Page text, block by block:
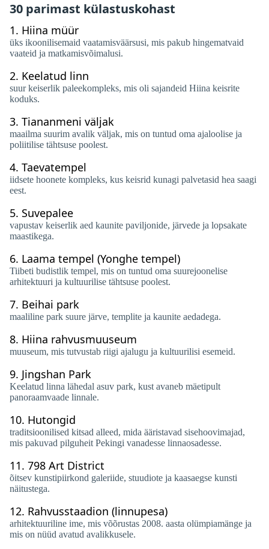
30 parimast külastuskohast
1. Hiina müür
üks ikoonilisemaid vaatamisväärsusi, mis pakub hingematvaid
vaateid ja matkamisvõimalusi.
2. Keelatud linn
suur keiserlik paleekompleks, mis oli sajandeid Hiina keisrite
koduks.
3. Tiananmeni väljak
maailma suurim avalik väljak, mis on tuntud oma ajaloolise ja
poliitilise tähtsuse poolest.
4. Taevatempel
iidsete hoonete kompleks, kus keisrid kunagi palvetasid hea saagi
eest.
5. Suvepalee
vapustav keiserlik aed kaunite paviljonide, järvede ja lopsakate
maastikega.
6. Laama tempel (Yonghe tempel)
Tiibeti budistlik tempel, mis on tuntud oma suurejoonelise
arhitektuuri ja kultuurilise tähtsuse poolest.
7. Beihai park
maaliline park suure järve, templite ja kaunite aedadega.
8. Hiina rahvusmuuseum
muuseum, mis tutvustab riigi ajalugu ja kultuurilisi esemeid.
9. Jingshan Park
Keelatud linna lähedal asuv park, kust avaneb mäetipult
panoraamvaade linnale.
10. Hutongid
traditsioonilised kitsad alleed, mida ääristavad sisehoovimajad,
mis pakuvad pilguheit Pekingi vanadesse linnaosadesse.
11. 798 Art District
õitsev kunstipiirkond galeriide, stuudiote ja kaasaegse kunsti
näitustega.
12. Rahvusstaadion (linnupesa)
arhitektuuriline ime, mis võõrustas 2008. aasta olümpiamänge ja
mis on nüüd avatud avalikkusele.